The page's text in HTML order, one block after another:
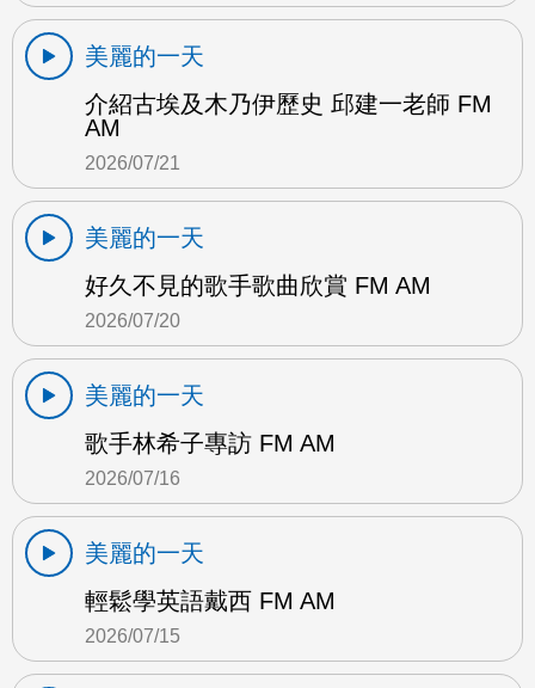
美麗的一天
介紹古埃及木乃伊歷史 邱建一老師 FM
AM
2026/07/21
美麗的一天
好久不見的歌手歌曲欣賞 FM AM
2026/07/20
美麗的一天
歌手林希子專訪 FM AM
2026/07/16
美麗的一天
輕鬆學英語戴西 FM AM
2026/07/15